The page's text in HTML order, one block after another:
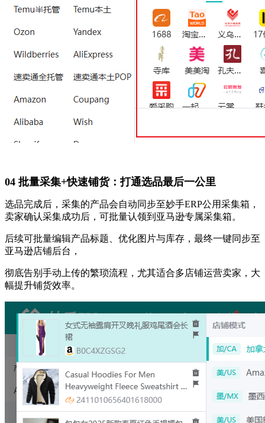
04 批量采集+快速铺货：打通选品最后一公里
选品完成后，采集的产品会自动同步至妙手ERP公用采集箱，
卖家确认采集成功后，可批量认领到亚马逊专属采集箱。
后续可批量编辑产品标题、优化图片与库存，最终一键同步至
亚马逊店铺后台，
彻底告别手动上传的繁琐流程，尤其适合多店铺运营卖家，大
幅提升铺货效率。